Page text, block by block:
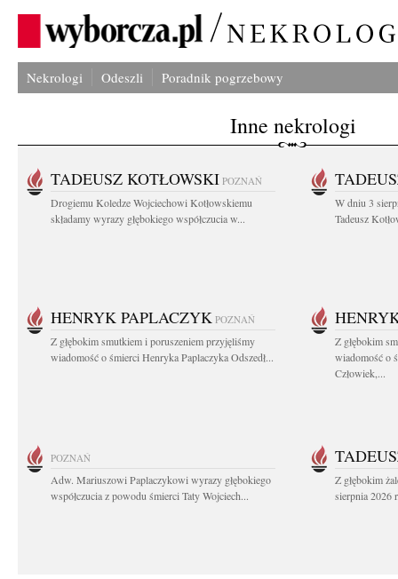
Nekrologi Odeszli Poradnik pogrzebowy
Inne nekrologi
TADEUSZ KOTŁOWSKI POZNAŃ
Drogiemu Koledze Wojciechowi Kotłowskiemu
składamy wyrazy głębokiego współczucia w...
W dniu 3
Tadeusz
HENRYK PAPLACZYK POZNAŃ
Z głębokim smutkiem i poruszeniem przyjęliśmy
wiadomość o śmierci Henryka Paplaczyka Odszedł...
Z głębokim
wiadomość o
Człowiek,...
POZNAŃ
Adw. Mariuszowi Paplaczykowi wyrazy głębokiego
współczucia z powodu śmierci Taty Wojciech...
Z głębokim
sierpnia 2026